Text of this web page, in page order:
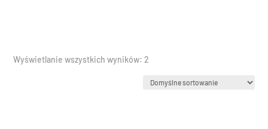
Wyświetlanie wszystkich wyników: 2